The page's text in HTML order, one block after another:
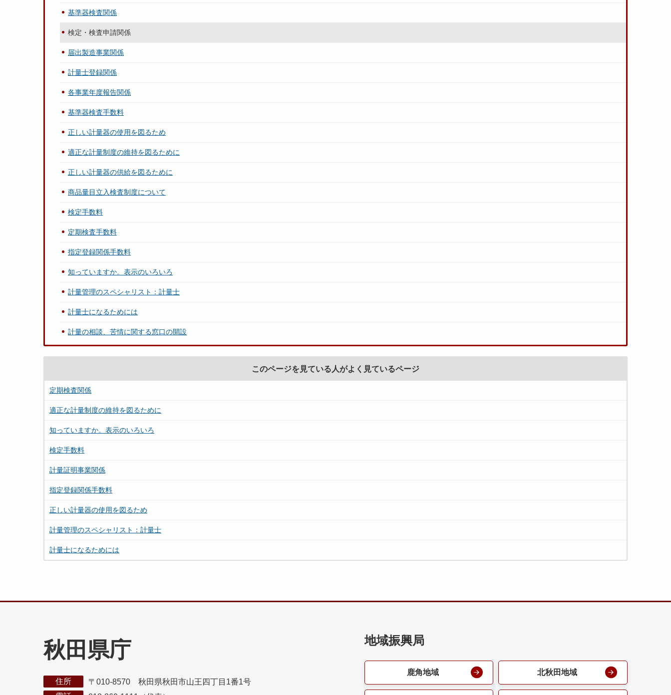
基準器検査関係
検定・検査申請関係
届出製造事業関係
計量士登録関係
各事業年度報告関係
基準器検査手数料
正しい計量器の使用を図るため
適正な計量制度の維持を図るために
正しい計量器の供給を図るために
商品量目立入検査制度について
検定手数料
定期検査手数料
指定登録関係手数料
知っていますか。表示のいろいろ
計量管理のスペシャリスト：計量士
計量士になるためには
計量の相談、苦情に関する窓口の開設
このページを見ている人がよく見ているページ
定期検査関係
適正な計量制度の維持を図るために
知っていますか。表示のいろいろ
検定手数料
計量証明事業関係
指定登録関係手数料
正しい計量器の使用を図るため
計量管理のスペシャリスト：計量士
計量士になるためには
秋田県庁
住所
〒010-8570 秋田県秋田市山王四丁目1番1号
地域振興局
鹿角地域 北秋田地域